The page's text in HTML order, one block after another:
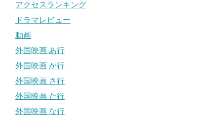
アクセスランキング
ドラマレビュー
動画
外国映画 あ行
外国映画 か行
外国映画 さ行
外国映画 た行
外国映画 な行